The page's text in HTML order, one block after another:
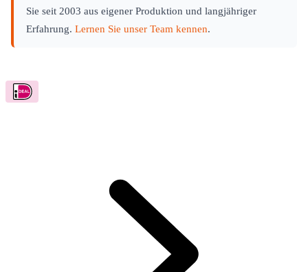
Sie seit 2003 aus eigener Produktion und langjähriger
Erfahrung. Lernen Sie unser Team kennen.